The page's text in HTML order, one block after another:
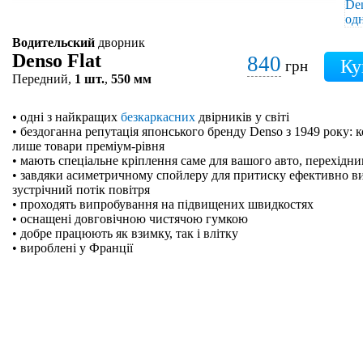
Водительский дворник
Denso Flat
Передний, 1 шт., 550 мм
840 грн
• одні з найкращих безкаркасних двірників у світі
• бездоганна репутація японського бренду Denso з 1949 року:
лише товари преміум-рівня
• мають спеціальне кріплення саме для вашого авто,
• завдяки асиметричному спойлеру для притиску ефективно
зустрічний потік повітря
• проходять випробування на підвищених швидкостях
• оснащені довговічною чистячою гумкою
• добре працюють як взимку, так і влітку
• вироблені у Франції